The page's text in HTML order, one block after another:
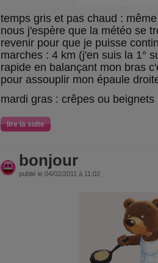
temps gris et pas chaud :
nous j'espère que la météo se
revenir pour que je puisse
marches : 4 km (j'en suis la 1°
rapide en balançant mon bras
pour assouplir mon épaule
mardi gras : crêpes ou
lire la suite
bonjour
publié le 04/02/2011 à 11:02